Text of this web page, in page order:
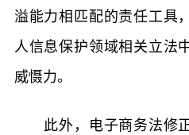
溢能力相匹配的责任工具
人信息保护领域相关立法
威慑力。
此外，电子商务法修正